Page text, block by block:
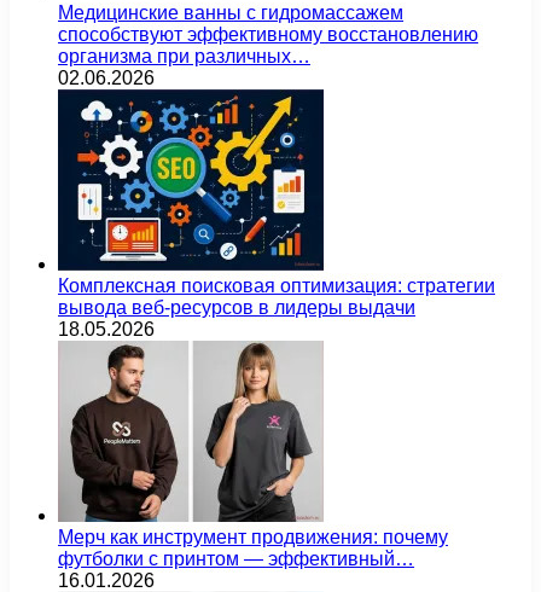
Медицинские ванны с гидромассажем
способствуют эффективному восстановлению
организма при различных…
02.06.2026
Комплексная поисковая оптимизация: стратегии
вывода веб-ресурсов в лидеры выдачи
18.05.2026
Мерч как инструмент продвижения: почему
футболки с принтом — эффективный…
16.01.2026